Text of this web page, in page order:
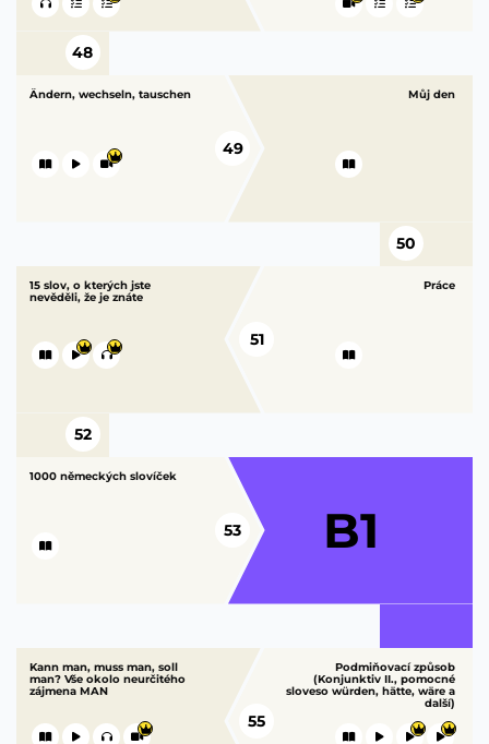
48
Ändern, wechseln, tauschen
49
Můj den
50
15 slov, o kterých jste
nevěděli, že je znáte
52
Práce
51
1000 německých slovíček
53 B1
Kann man, muss man, soll
man? Vše okolo neurčitého
zájmena MAN
Podmiňovací způsob
(Konjunktiv II., pomocné
sloveso würden, hätte, wäre a
další)
55